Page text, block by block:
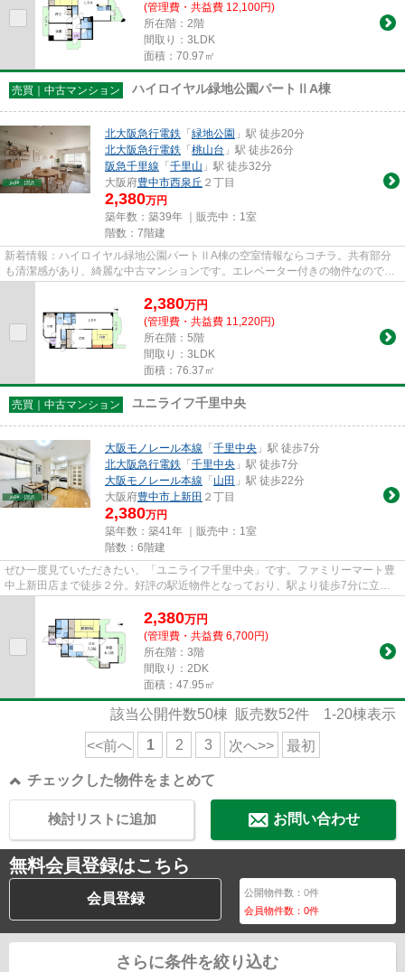
(管理費・共益費 12,100円)
所在階：2階
間取り：3LDK
面積：70.97㎡
売買｜中古マンション ハイロイヤル緑地公園パートⅡA棟
北大阪急行電鉄 「 緑地公園 」駅 徒歩20分
北大阪急行電鉄 「 桃山台 」駅 徒歩26分
阪急千里線 「 千里山 」駅 徒歩32分
大阪府豊中市西泉丘 ２丁目
2,380万円
築年数：築39年 ｜販売中： 1室
階数：7階建
新着情報：ハイロイヤル緑地公園パートⅡA棟の空室情報ならコチラ。共有部分
も清潔感があり、綺麗な中古マンションです。エレベーター付きの物件なので、
2,380万円
(管理費・共益費 11,220円)
所在階：5階
間取り：3LDK
面積：76.37㎡
売買｜中古マンション ユニライフ千里中央
大阪モノレール本線 「 千里中央 」駅 徒歩7分
北大阪急行電鉄 「 千里中央 」駅 徒歩7分
大阪モノレール本線 「 山田 」駅 徒歩22分
大阪府豊中市上新田 ２丁目
2,380万円
築年数：築41年 ｜販売中： 1室
階数：6階建
ぜひ一度見ていただきたい、「ユニライフ千里中央」です。ファミリーマート豊
中上新田店まで徒歩２分。好評の駅近物件となっており、駅より徒歩7分に立地
2,380万円
(管理費・共益費 6,700円)
所在階：3階
間取り：2DK
面積：47.95㎡
該当公開件数50棟 販売数52件 1-20棟表示
<<前へ 1 2 3 次へ>> 最初
チェックした物件をまとめて
お問い合わせ
検討リストに追加
無料会員登録はこちら
会員登録 公開物件数：0件
会員物件数：0件
さらに条件を絞り込む